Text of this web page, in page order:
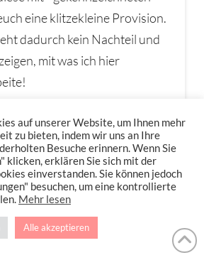
eine klitzekleine Provision.
dadurch kein Nachteil und
mit was ich hier
PDF & Email
auf unserer Website, um Ihnen mehr
zu bieten, indem wir uns an Ihre
Besuche erinnern. Wenn Sie
klicken, erklären Sie sich mit der
einverstanden. Sie können jedoch
besuchen, um eine kontrollierte
Mehr lesen
Alle akzeptieren